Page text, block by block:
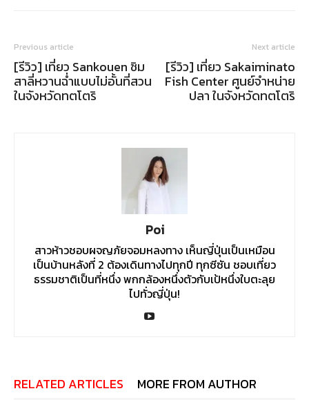
Previous article
[รีวิว] เที่ยว Sankouen ชิม
สาลี่หวานฉ่ำแบบไม่อั้นที่สวน
ในจังหวัดทตโตริ
Next article
[รีวิว] เที่ยว Sakaiminato
Fish Center ศูนย์จำหน่าย
ปลา ในจังหวัดทตโตริ
Poi
สาวห้าวชอบผจญภัยจอมหลงทาง เห็นญี่ปุ่นเป็นเหมือน
เป็นบ้านหลังที่ 2 ต้องเดินทางไปทุกปี ทุกซีซัน ชอบเที่ยว
ธรรมชาติเป็นที่หนึ่ง พกกล้องหนึ่งตัวกับเป้หนึ่งใบตะลุย
ไปทั่วญี่ปุ่น!
RELATED ARTICLES MORE FROM AUTHOR